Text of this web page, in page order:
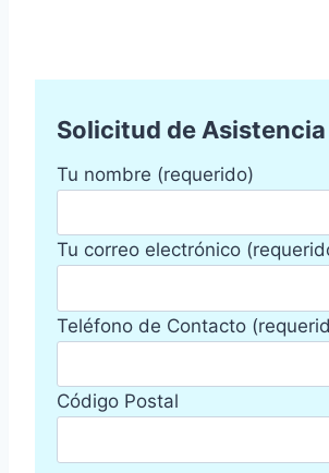
Solicitud de
Tu nombre (requerido)
Tu correo electrónico
Teléfono de Contacto
Código Postal